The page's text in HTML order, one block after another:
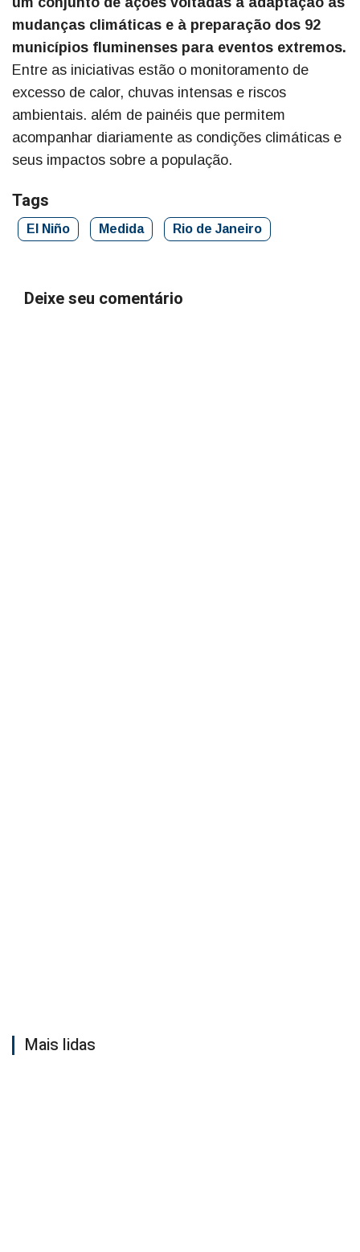
mudanças climáticas e à preparação dos 92
municípios fluminenses para eventos extremos.
Entre as iniciativas estão o monitoramento de
excesso de calor, chuvas intensas e riscos
ambientais. além de painéis que permitem
acompanhar diariamente as condições climáticas e
seus impactos sobre a população.
Tags
El Niño Medida Rio de Janeiro
Deixe seu comentário
Mais lidas